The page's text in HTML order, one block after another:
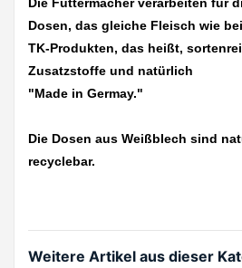
Dosen, das gleiche Fleisch wie
TK-Produkten, das heißt,
Zusatzstoffe und natürlich
"Made in Germay."
Die Dosen aus Weißblech sind
recyclebar.
Weitere Artikel aus dieser